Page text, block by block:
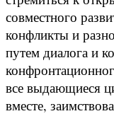
совместного
конфликты и
путем диалога и
все выдающиеся
вместе,